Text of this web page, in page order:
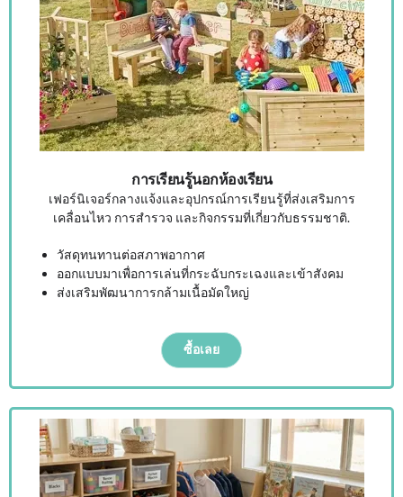
การเรียนรู้นอกห้องเรียน
เฟอร์นิเจอร์กลางแจ้งและอุปกรณ์การเรียนรู้ที่ส่งเสริมการ
เคลื่อนไหว การสำรวจ และกิจกรรมที่เกี่ยวกับธรรมชาติ.
วัสดุทนทานต่อสภาพอากาศ
ออกแบบมาเพื่อการเล่นที่กระฉับกระเฉงและเข้าสังคม
ส่งเสริมพัฒนาการกล้ามเนื้อมัดใหญ่
ซื้อเลย